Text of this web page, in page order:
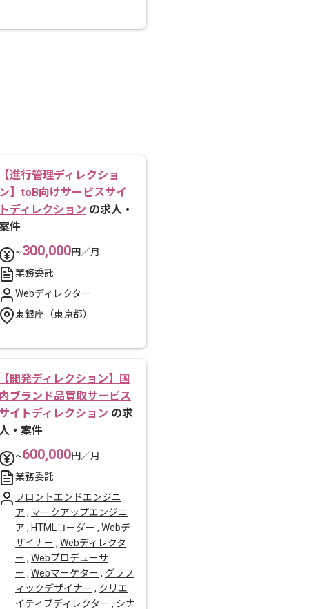
進行管理ディレクショ
】toB向けサービスサイ
ディレクション の求人・
件
~300,000円／月
業務委託
Webディレクター
東銀座（東京都）
開発ディレクション】国
ブランド品買取サービス
イトディレクション の求
・案件
~600,000円／月
業務委託
フロントエンドエンジニ
ア , マークアップエンジニ
ア , HTMLコーダー , Webデ
ザイナー , Webディレクタ
ー , Webプロデューサ
ー , Webマーケター , グラフ
ィックデザイナー , クリエ
イティブディレクター , シナ